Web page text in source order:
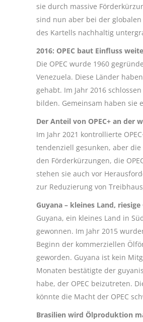
sie durch massive
sind nun aber bei der
des Kartells nachhaltig
2016: OPEC baut Einfluss
Die OPEC wurde 1960
Venezuela. Diese Länder
gehabt. Im Jahr 2016
bilden. Gemeinsam haben sie
Der Anteil von OPEC+ an der
Im Jahr 2021 kontrollierte
tendenziell gesunken, aber
den Förderkürzungen, die
stehen sie auch vor
zur Reduzierung von
Guyana – kleines Land,
Guyana, ein kleines Land in
gewonnen. Im Jahr 2015
Beginn der kommerziellen
geworden. Guyana ist kein
Monaten bestätigte der
habe, der OPEC beizutreten.
könnte die Macht der OPEC
Brasilien wird Ölproduktion